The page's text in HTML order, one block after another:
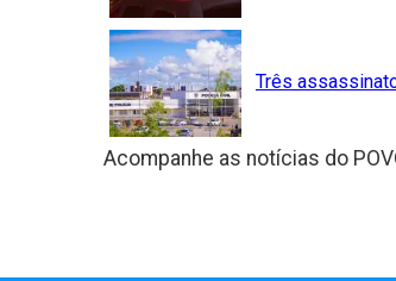
Três
Acompanhe as notícias do